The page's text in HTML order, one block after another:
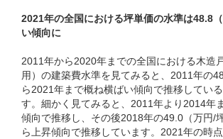
2021年の全国における坪単価の水準は48.8
い傾向に
2011年から2020年までの全国における木造
用）の建築費水準を見てみると、2011年の
ら2021年まで概ね横ばい傾向で推移してい
す。細かく見てみると、2011年より2014年
傾向で推移し、その後2018年の49.0（万円/
ら上昇傾向で推移しています。2021年の時